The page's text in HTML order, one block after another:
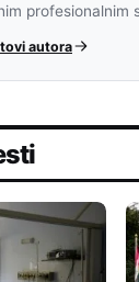
profesionalnim
autora